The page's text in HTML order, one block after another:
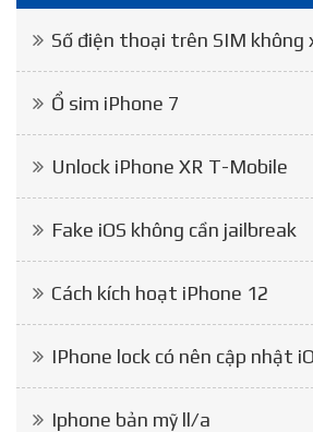
Số điện thoại trên SIM không
Ổ sim iPhone 7
Unlock iPhone XR T-Mobile
Fake iOS không cần jailbreak
Cách kích hoạt iPhone 12
IPhone lock có nên cập nhật
Iphone bản mỹ ll/a